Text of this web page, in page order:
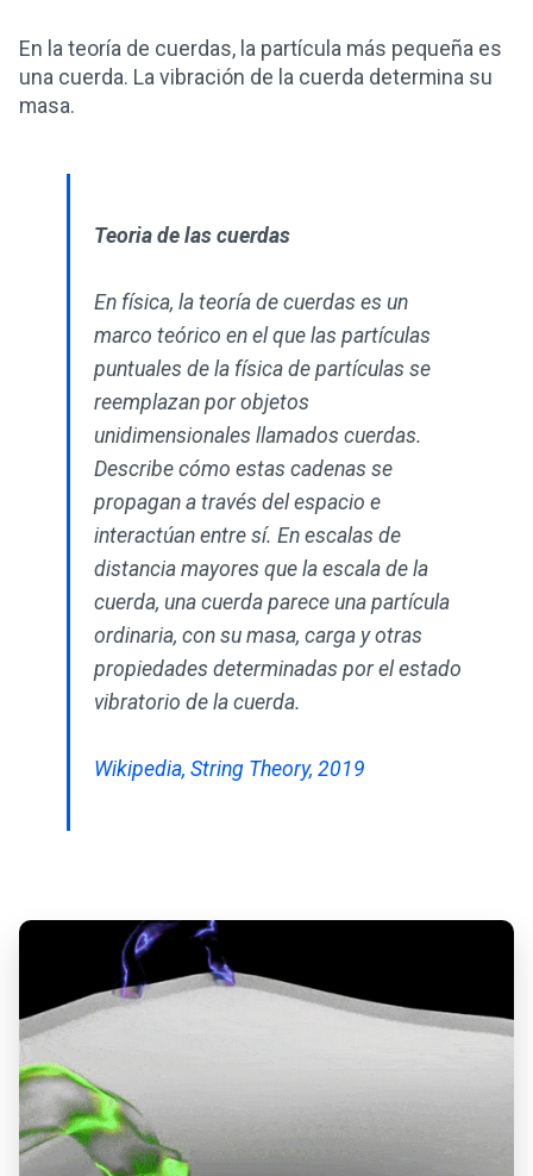
En la teoría de cuerdas, la partícula más pequeña es
una cuerda. La vibración de la cuerda determina su
masa.
Teoria de las cuerdas
En física, la teoría de cuerdas es un
marco teórico en el que las partículas
puntuales de la física de partículas se
reemplazan por objetos
unidimensionales llamados cuerdas.
Describe cómo estas cadenas se
propagan a través del espacio e
interactúan entre sí. En escalas de
distancia mayores que la escala de la
cuerda, una cuerda parece una partícula
ordinaria, con su masa, carga y otras
propiedades determinadas por el estado
vibratorio de la cuerda.
Wikipedia, String Theory, 2019